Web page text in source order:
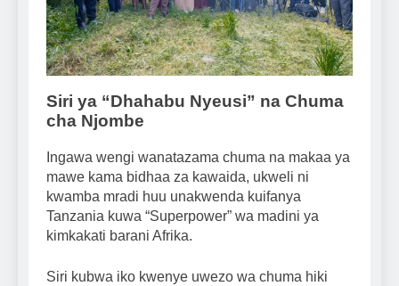
Siri ya “Dhahabu Nyeusi” na Chuma
cha Njombe
Ingawa wengi wanatazama chuma na makaa ya
mawe kama bidhaa za kawaida, ukweli ni
kwamba mradi huu unakwenda kuifanya
Tanzania kuwa “Superpower” wa madini ya
kimkakati barani Afrika.
Siri kubwa iko kwenye uwezo wa chuma hiki